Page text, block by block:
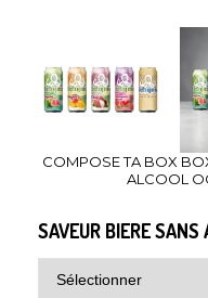
COMPOSE TA BOX
ALCOOL
SAVEUR BIERE SANS